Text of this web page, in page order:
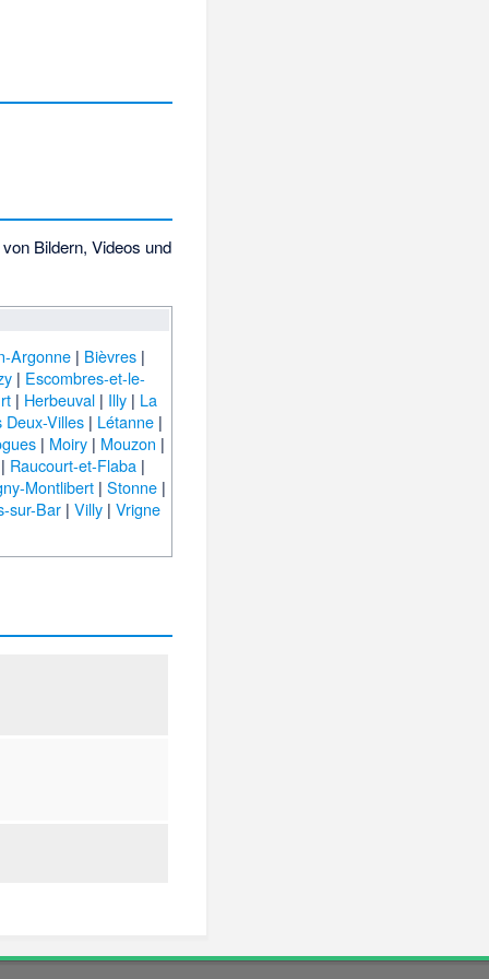
Bildern, Videos und
Argonne | Bièvres |
| Escombres-et-le-
| Herbeuval| Illy| La
Deux-Villes | Létanne |
| Moiry| Mouzon |
Raucourt-et-Flaba|
Montlibert| Stonne|
sur-Bar |Villy |Vrigne